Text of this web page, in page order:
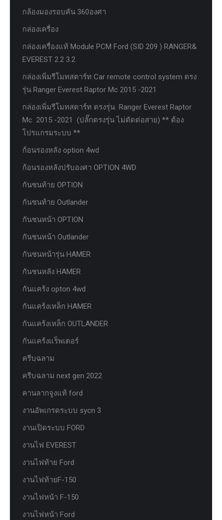
กล้องมองรอบคัน 360องศา
กล่องเครื่อง
กล่องเครื่องแท้ Module PCM Ford (SID 209 ) RANGER&
EVEREST 2.2 3.2
กล่องเพิ่มรีโมทสตาร์ท Car remote control system ตรง
รุ่น Ranger Everest Raptor Mc 2015 -2021
กล่องเพิ่มรีโมทสตาร์ท ตรงรุ่น Ranger Everest Raptor
Mc 2015 -2021 (ปลั๊กตรงรุ่น ไม่ตัดต่อสาย) ** ต้อง
โปรแกรมระบบ **
ก้อนรองหลัง option 4wd
ก้อนรองหลังปรับองศา OPTION 4WD
กันชนท้าย OPTION
กันชนท้าย Outlander
กันชนหน้า OPTION
กันชนหน้า Outlander
กันชนหน้ารุ่น HAMER
กันชนหลัง HAMER
กันแคร้ง opton 4wd
กันแคร้งเหล็ก HAMER
กันแคร้งเหล็ก OUTLANDER
กันแคร้งแร็พเตอร์
ครีบฉลาม
ครีบฉลาม next gen 2022
คานลากจูงแท้ ford
งานอัพเกรดระบบ sycn 3
งานเปิดระบบ FORD
งานไฟ EVEREST
งานไฟท้าย Ford
งานไฟท้ายF-150
งานไฟหน้า F-150
งานไฟหน้า Ford